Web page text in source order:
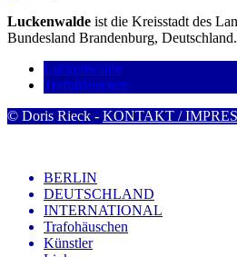
Luckenwalde ist die Kreisstadt des
Bundesland Brandenburg, Deutschland.
Luckenwalde
Trafohäuschen
© Doris Rieck - KONTAKT /
BERLIN
DEUTSCHLAND
INTERNATIONAL
Trafohäuschen
Künstler